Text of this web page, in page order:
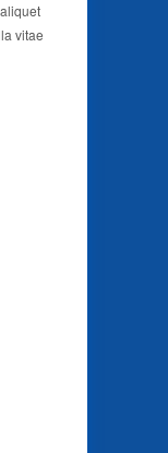
vitae